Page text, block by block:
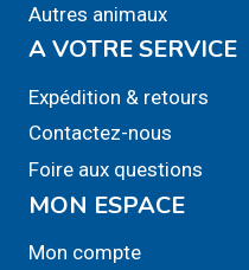
Autres animaux
A VOTRE SERVICE
Expédition & retours
Contactez-nous
Foire aux questions
MON ESPACE
Mon compte